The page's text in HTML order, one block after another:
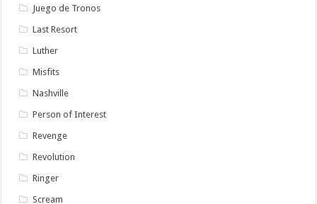
Juego de Tronos
Last Resort
Luther
Misfits
Nashville
Person of Interest
Revenge
Revolution
Ringer
Scream